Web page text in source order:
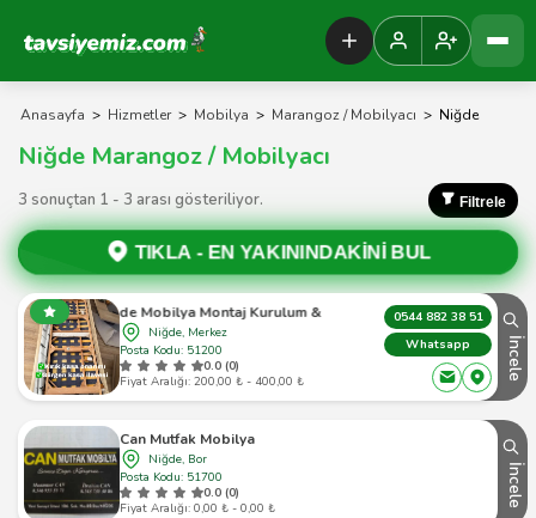
Tavsiyemiz Anasayfa
Anasayfa > Hizmetler > Mobilya > Marangoz / Mobilyacı > Niğde
Niğde Marangoz / Mobilyacı
3 sonuçtan 1 - 3 arası gösteriliyor. Filtrele
TIKLA - EN YAKININDAKİNİ BUL
Niğde Mobilya Montaj Kurulum & Tamir
Niğde, Merkez
Posta Kodu: 51200
0.0 (0)
Fiyat Aralığı: 200,00 ₺ - 400,00 ₺
0544 882 38 51
Whatsapp
İncele
Can Mutfak Mobilya
Niğde, Bor
Posta Kodu: 51700
0.0 (0)
Fiyat Aralığı: 0,00 ₺ - 0,00 ₺
İncele